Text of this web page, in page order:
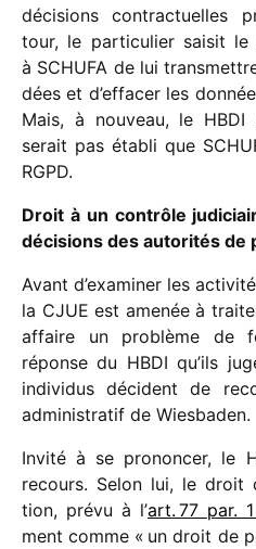
déci­sions contrac­tuelles
tour, le parti­cu­lier saisit le
à SCHUFA de lui
dées et d’effacer les
Mais, à nouveau, le
serait pas établi que
RGPD.
Droit à un contrôle
déci­sions des auto­ri­tés de
Avant d’examiner les
la CJUE est amenée à
affaire un problème de
réponse du HBDI qu’ils
indi­vi­dus décident de
admi­nis­tra­tif de Wiesbaden.
Invité à se pronon­cer, le
recours. Selon lui, le droit
tion, prévu à l’art. 77 par. 1
ment comme « un droit de